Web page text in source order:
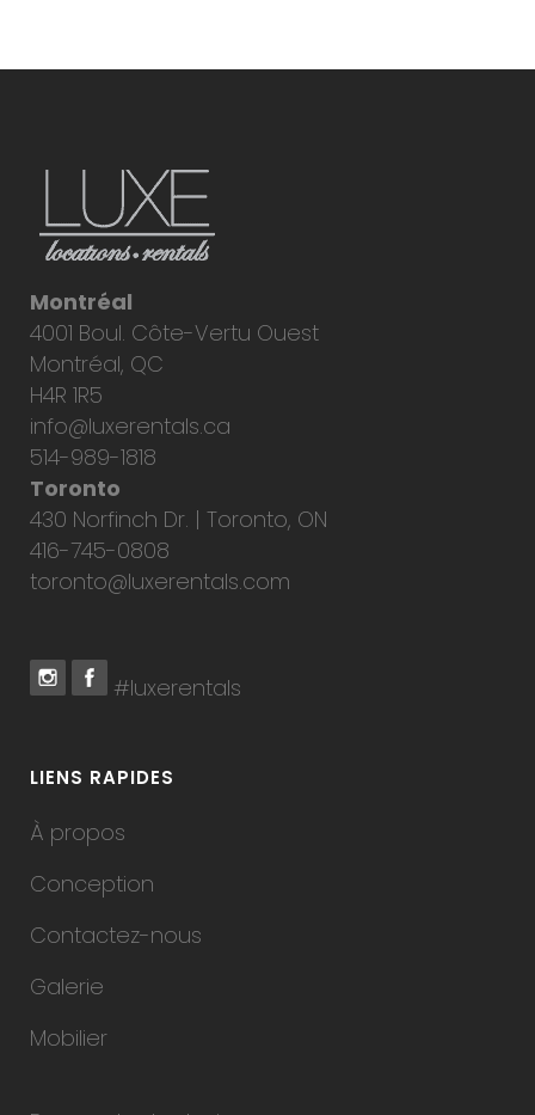
Montréal
4001 Boul. Côte-Vertu Ouest
Montréal, QC
H4R 1R5
info@luxerentals.ca
514-989-1818
Toronto
430 Norfinch Dr. | Toronto, ON
416-745-0808
toronto@luxerentals.com
#luxerentals
LIENS RAPIDES
À propos
Conception
Contactez-nous
Galerie
Mobilier